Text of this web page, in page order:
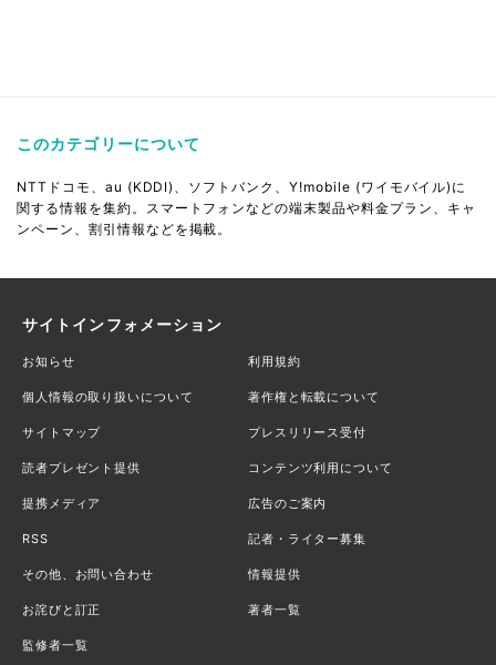
このカテゴリーについて
NTTドコモ、au (KDDI)、ソフトバンク、Y!mobile (ワイモバイル)に
関する情報を集約。スマートフォンなどの端末製品や料金プラン、キャ
ンペーン、割引情報などを掲載。
サイトインフォメーション
お知らせ 利用規約
個人情報の取り扱いについて 著作権と転載について
サイトマップ プレスリリース受付
読者プレゼント提供 コンテンツ利用について
提携メディア 広告のご案内
RSS 記者・ライター募集
その他、お問い合わせ 情報提供
お詫びと訂正 著者一覧
監修者一覧